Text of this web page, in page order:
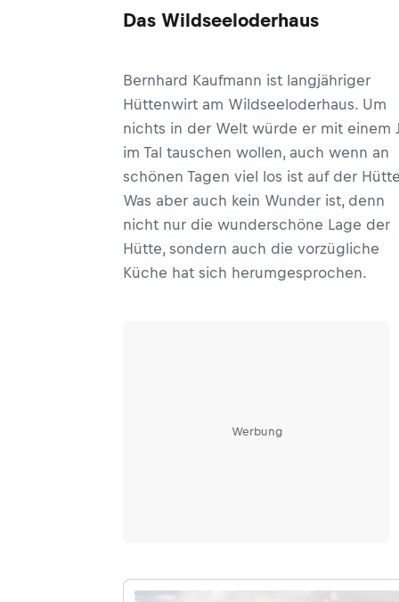
Das Wildseeloderhaus
Bernhard Kaufmann ist langjähriger
Hüttenwirt am Wildseeloderhaus. Um
nichts in der Welt würde er mit einem
im Tal tauschen wollen, auch wenn an
schönen Tagen viel los ist auf der
Was aber auch kein Wunder ist, denn
nicht nur die wunderschöne Lage der
Hütte, sondern auch die vorzügliche
Küche hat sich herumgesprochen.
Werbung